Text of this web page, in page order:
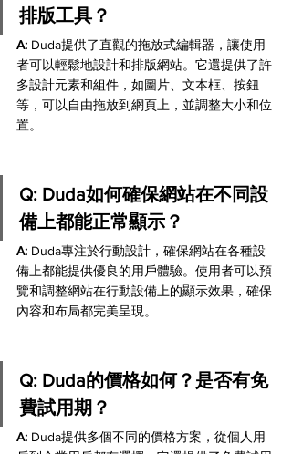
排版工具？
A: Duda提供了直觀的拖放式編輯器，讓使用
者可以輕鬆地設計和排版網站。它還提供了許
多設計元素和組件，如圖片、文本框、按鈕
等，可以自由拖放到網頁上，並調整大小和位
置。
Q: Duda如何確保網站在不同設
備上都能正常顯示？
A: Duda專注於行動設計，確保網站在各種設
備上都能提供優良的用戶體驗。使用者可以預
覽和調整網站在行動設備上的顯示效果，確保
內容和布局都完美呈現。
Q: Duda的價格如何？是否有免
費試用期？
A: Duda提供多個不同的價格方案，從個人用